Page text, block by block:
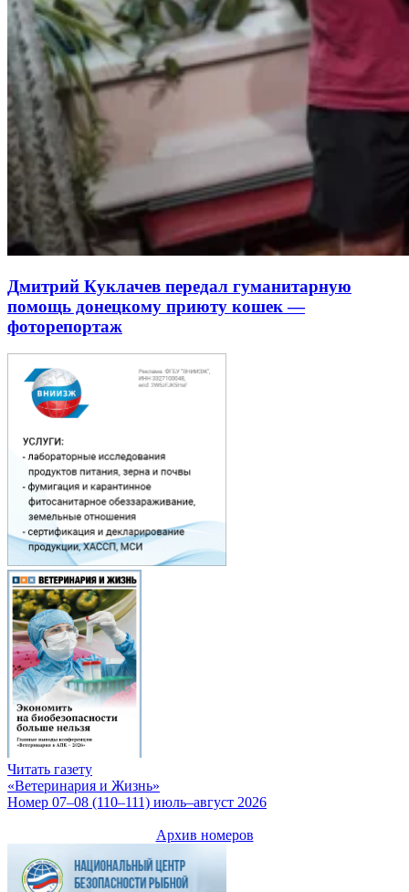
Дмитрий Куклачев передал гуманитарную
помощь донецкому приюту кошек —
фоторепортаж
Читать газету
«Ветеринария и Жизнь»
Номер 07–08 (110–111) июль–август 2026
Архив номеров